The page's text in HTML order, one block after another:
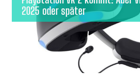
2025 oder später